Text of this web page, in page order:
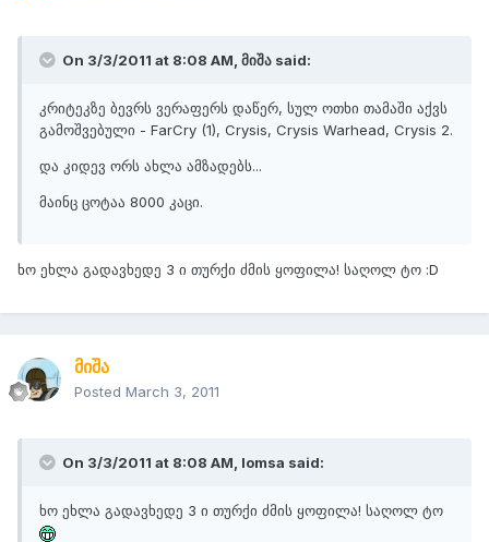
On 3/3/2011 at 8:08 AM, მიშა said:
კრიტეკზე ბევრს ვერაფერს დაწერ, სულ ოთხი თამაში აქვს
გამოშვებული - FarCry (1), Crysis, Crysis Warhead, Crysis 2.
და კიდევ ორს ახლა ამზადებს...
მაინც ცოტაა 8000 კაცი.
ხო ეხლა გადავხედე 3 ი თურქი ძმის ყოფილა! საღოლ ტო :D
მიშა
Posted March 3, 2011
On 3/3/2011 at 8:08 AM, lomsa said:
ხო ეხლა გადავხედე 3 ი თურქი ძმის ყოფილა! საღოლ ტო